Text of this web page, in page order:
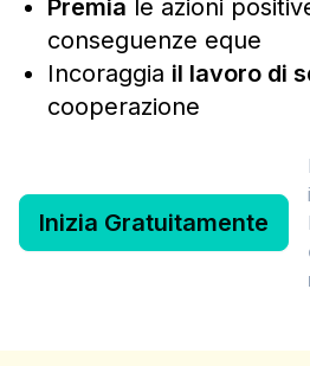
Premia le azioni
conseguenze eque
Incoraggia il lavoro di
cooperazione
Inizia Gratuitamente